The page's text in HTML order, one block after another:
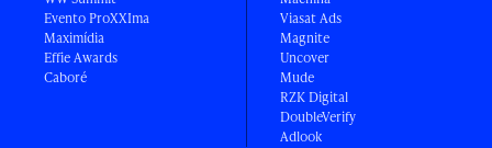
Evento ProXXIma
Maximídia
Effie Awards
Caboré
Viasat Ads
Magnite
Uncover
Mude
RZK Digital
DoubleVerify
Adlook